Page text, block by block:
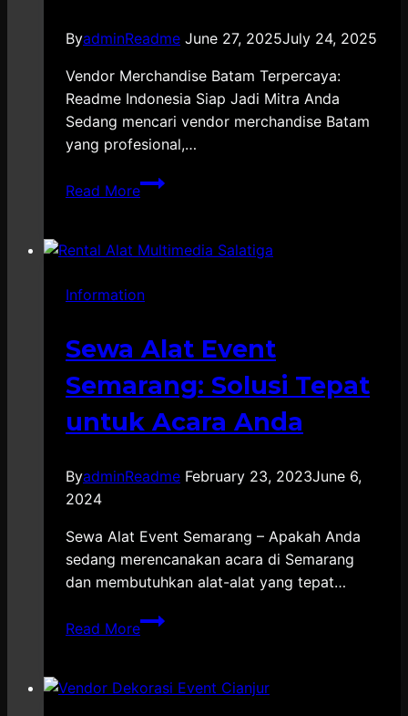
ByadminReadme June 27, 2025July 24, 2025
Vendor Merchandise Batam Terpercaya:
Readme Indonesia Siap Jadi Mitra Anda
Sedang mencari vendor merchandise Batam
yang profesional,…
Read More
Vendor
Merchandise
Terpercaya
Information
Sewa Alat Event
Semarang: Solusi Tepat
untuk Acara Anda
ByadminReadme February 23, 2023June 6,
2024
Sewa Alat Event Semarang – Apakah Anda
sedang merencanakan acara di Semarang
dan membutuhkan alat-alat yang tepat…
Read More
Sewa
Alat
Semarang: